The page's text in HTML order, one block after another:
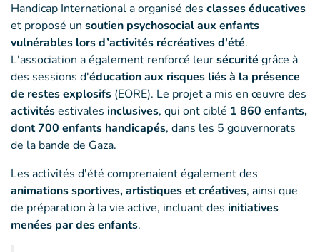
Handicap International a organisé des classes éducatives
et proposé un soutien psychosocial aux enfants
vulnérables lors d’activités récréatives d'été.
L'association a également renforcé leursécurité grâce à
des sessions d'éducation aux risques liés à la présence
de restes explosifs (EORE). Le projet a mis en œuvre des
activitésestivales inclusives, qui ont ciblé 1 860 enfants,
dont 700 enfants handicapés, dans les 5 gouvernorats
de la bande de Gaza.
Les activités d'été comprenaient également des
animations sportives, artistiques et créatives, ainsi que
de préparation à la vie active, incluant des initiatives
menées par des enfants.